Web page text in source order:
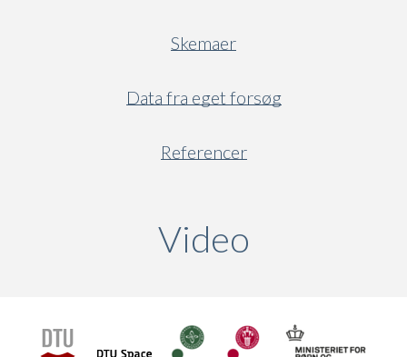
Skemaer
Data fra eget forsøg
Referencer
Video